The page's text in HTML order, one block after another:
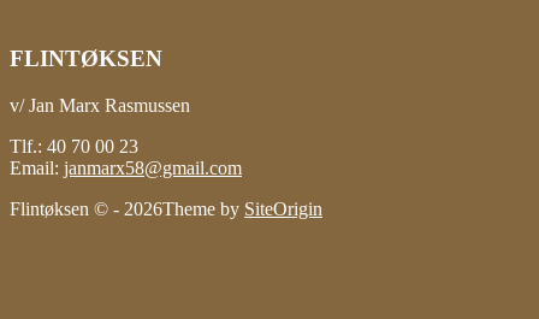
FLINTØKSEN
v/ Jan Marx Rasmussen
Tlf.: 40 70 00 23
Email: janmarx58@gmail.com
Flintøksen © - 2026Theme by SiteOrigin